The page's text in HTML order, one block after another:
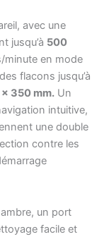
avec une
jusqu’à 500
minute en mode
flacons jusqu’à
350 mm. Un
intuitive,
une double
contre les
un port
facile et